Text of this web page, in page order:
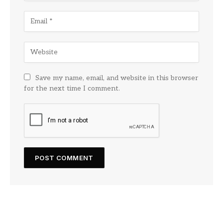
Save my name, email, and website in this browser
for the next time I comment.